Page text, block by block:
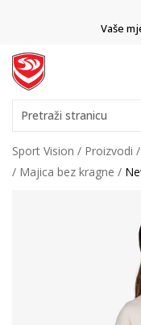
Vaše
Pretraži stranicu
Sport Vision Proizvodi
Majica bez kragne